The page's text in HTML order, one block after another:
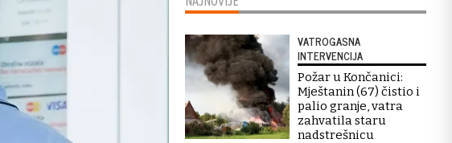
VATROGASNA
INTERVENCIJA
Požar u Končanici:
Mještanin (67) čistio i
palio granje, vatra
zahvatila staru
nadstrešnicu